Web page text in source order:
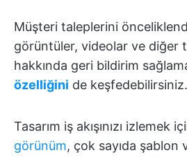
Müşteri taleplerini
görüntüler, videolar ve diğer
hakkında geri bildirim
özelliğini de keşfedebilirsiniz.
Tasarım iş akışınızı izlemek
görünüm, çok sayıda şablon